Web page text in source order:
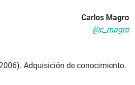
Carlos Magro
@c_magro
Adquisición de conocimiento.